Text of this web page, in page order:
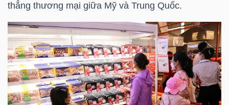
thẳng thương mại giữa Mỹ và Trung Quốc.
VẬT
LIỆU